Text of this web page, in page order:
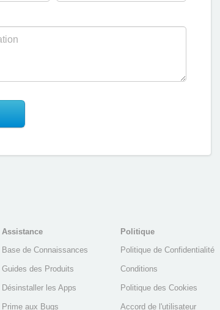
Assistance
Base de Connaissances
Guides des Produits
Désinstaller les Apps
Prime aux Bugs
Politique
Politique de Confidentialité
Conditions
Politique des Cookies
Accord de l'utilisateur